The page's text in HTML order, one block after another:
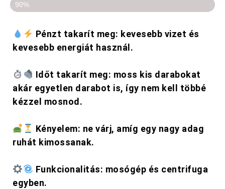
Az utolsó 4 darab elérhető
90%
Pénzt takarít meg: kevesebb vizet és
kevesebb energiát használ.
Időt takarít meg: moss kis darabokat
akár egyetlen darabot is, így nem kell többé
kézzel mosnod.
Kényelem: ne várj, amíg egy nagy adag
ruhát kimossanak.
Funkcionalitás: mosógép és centrifuga
egyben.